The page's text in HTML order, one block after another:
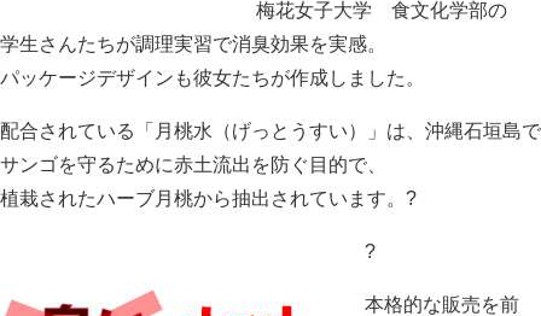
梅花女子大学 食文化学部の
学生さんたちが調理実習で消臭効果を実感。
パッケージデザインも彼女たちが作成しました。
配合されている「月桃水（げっとうすい）」は、沖縄石垣島で
サンゴを守るために赤土流出を防ぐ目的で、
植栽されたハーブ月桃から抽出されています。?
?
本格的な販売を前